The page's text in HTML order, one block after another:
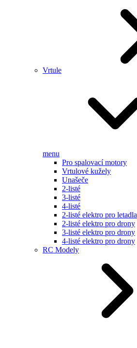
Vrtule
menu
Pro spalovací motory
Vrtulové kužely
Unašeče
2-listé
3-listé
4-listé
2-listé elektro pro letadla
2-listé elektro pro drony
3-listé elektro pro drony
4-listé elektro pro drony
RC Modely